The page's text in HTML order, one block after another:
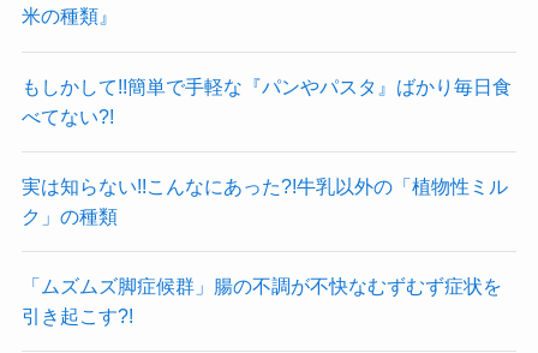
米の種類』
もしかして!!簡単で手軽な『パンやパスタ』ばかり毎日食
べてない?!
実は知らない!!こんなにあった?!牛乳以外の「植物性ミル
ク」の種類
「ムズムズ脚症候群」腸の不調が不快なむずむず症状を
引き起こす?!